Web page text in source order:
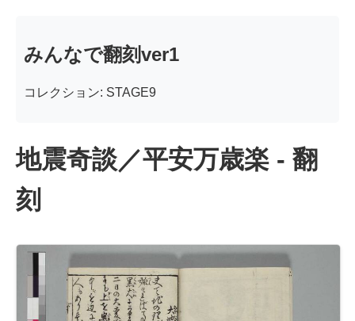
みんなで翻刻ver1
コレクション: STAGE9
地震奇談／平安万歳楽 - 翻
刻